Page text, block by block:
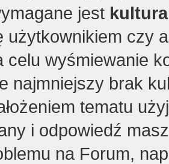
jest
użytkownikiem czy
celu wyśmiewanie
najmniejszy brak
tematu
i odpowiedź
na Forum,